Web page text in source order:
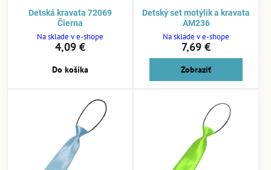
Detská kravata 72069
Čierna
Na sklade v e-shope
4,09 €
Do košíka
Detský set motýlik a kravata
AM236
Na sklade v e-shope
7,69 €
Zobraziť